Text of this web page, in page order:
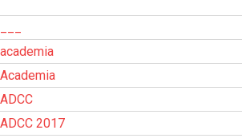
academia
Academia
ADCC
ADCC 2017